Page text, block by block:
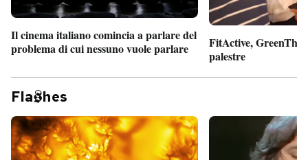
Il cinema italiano comincia a parlare del
problema di cui nessuno vuole parlare
FitActive,
palestre
Fla hes